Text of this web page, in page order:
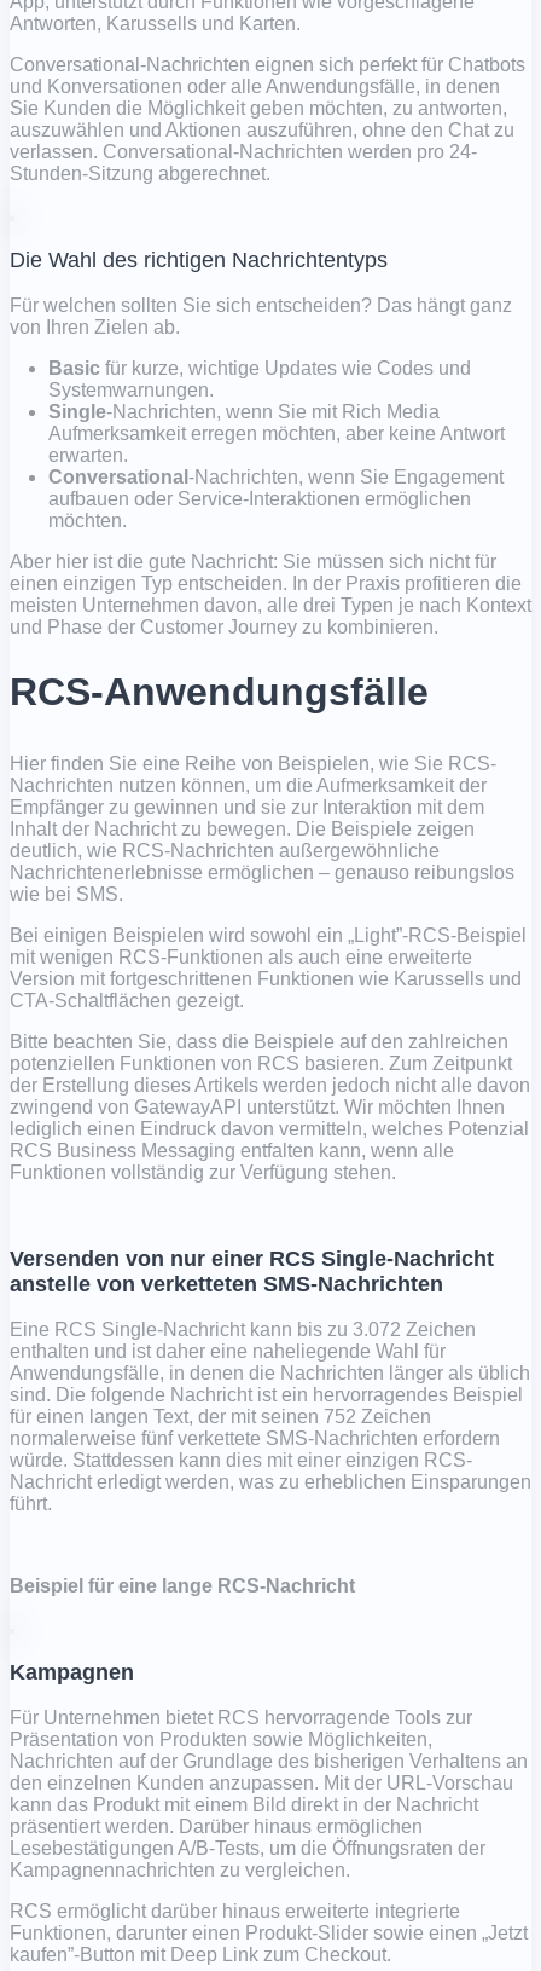
Antworten, Karussells und Karten.
Conversational-Nachrichten eignen sich perfekt für Chatbots
und Konversationen oder alle Anwendungsfälle, in denen
Sie Kunden die Möglichkeit geben möchten, zu antworten,
auszuwählen und Aktionen auszuführen, ohne den Chat zu
verlassen. Conversational-Nachrichten werden pro 24-
Stunden-Sitzung abgerechnet.
Die Wahl des richtigen Nachrichtentyps
Für welchen sollten Sie sich entscheiden? Das hängt ganz
von Ihren Zielen ab.
Basic für kurze, wichtige Updates wie Codes und
Systemwarnungen.
Single-Nachrichten, wenn Sie mit Rich Media
Aufmerksamkeit erregen möchten, aber keine Antwort
erwarten.
Conversational -Nachrichten, wenn Sie Engagement
aufbauen oder Service-Interaktionen ermöglichen
möchten.
Aber hier ist die gute Nachricht: Sie müssen sich nicht für
einen einzigen Typ entscheiden. In der Praxis profitieren die
meisten Unternehmen davon, alle drei Typen je nach Kontext
und Phase der Customer Journey zu kombinieren.
RCS-Anwendungsfälle
Hier finden Sie eine Reihe von Beispielen, wie Sie RCS-
Nachrichten nutzen können, um die Aufmerksamkeit der
Empfänger zu gewinnen und sie zur Interaktion mit dem
Inhalt der Nachricht zu bewegen. Die Beispiele zeigen
deutlich, wie RCS-Nachrichten außergewöhnliche
Nachrichtenerlebnisse ermöglichen – genauso reibungslos
wie bei SMS.
Bei einigen Beispielen wird sowohl ein „Light”-RCS-Beispiel
mit wenigen RCS-Funktionen als auch eine erweiterte
Version mit fortgeschrittenen Funktionen wie Karussells und
CTA-Schaltflächen gezeigt.
Bitte beachten Sie, dass die Beispiele auf den zahlreichen
potenziellen Funktionen von RCS basieren. Zum Zeitpunkt
der Erstellung dieses Artikels werden jedoch nicht alle davon
zwingend von GatewayAPI unterstützt. Wir möchten Ihnen
lediglich einen Eindruck davon vermitteln, welches Potenzial
RCS Business Messaging entfalten kann, wenn alle
Funktionen vollständig zur Verfügung stehen.
Versenden von nur einer RCS Single-Nachricht
anstelle von verketteten SMS-Nachrichten
Eine RCS Single-Nachricht kann bis zu 3.072 Zeichen
enthalten und ist daher eine naheliegende Wahl für
Anwendungsfälle, in denen die Nachrichten länger als üblich
sind. Die folgende Nachricht ist ein hervorragendes Beispiel
für einen langen Text, der mit seinen 752 Zeichen
normalerweise fünf verkettete SMS-Nachrichten erfordern
würde. Stattdessen kann dies mit einer einzigen RCS-
Nachricht erledigt werden, was zu erheblichen Einsparungen
führt.
Beispiel für eine lange RCS-Nachricht
Kampagnen
Für Unternehmen bietet RCS hervorragende Tools zur
Präsentation von Produkten sowie Möglichkeiten,
Nachrichten auf der Grundlage des bisherigen Verhaltens an
den einzelnen Kunden anzupassen. Mit der URL-Vorschau
kann das Produkt mit einem Bild direkt in der Nachricht
präsentiert werden. Darüber hinaus ermöglichen
Lesebestätigungen A/B-Tests, um die Öffnungsraten der
Kampagnennachrichten zu vergleichen.
RCS ermöglicht darüber hinaus erweiterte integrierte
Funktionen, darunter einen Produkt-Slider sowie einen „Jetzt
kaufen”-Button mit Deep Link zum Checkout.